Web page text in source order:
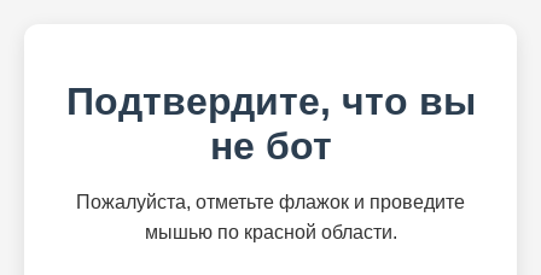
Подтвердите, что вы
не бот
Пожалуйста, отметьте флажок и проведите
мышью по красной области.